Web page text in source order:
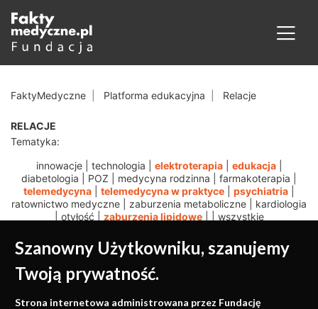
Szanowny Użytkowniku, szanujemy
Twoją prywatność.
Strona internetowa administrowana przez Fundację
FaktyMedyczne Platforma edukacyjna Relacje
RELACJE
Tematyka:
innowacje| technologia elektroterapia| edukacja|
diabetologia
POZ medycyna rodzinna farmakoterapia
telemedycyna
telemedycyna w praktyce psychiatria
ratownictwo medyczne
zaburzenia metaboliczne
kardiologia
otyłość zaburzenia lipidowe| wszystkie
Medycyna oparta na